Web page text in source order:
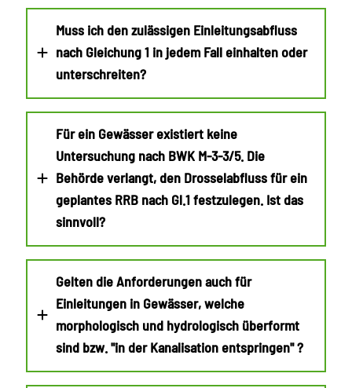
Muss ich den zulässigen Einleitungsabfluss
nach Gleichung 1 in jedem Fall einhalten oder
unterschreiten?
Für ein Gewässer existiert keine
Untersuchung nach BWK M-3-3/5. Die
Behörde verlangt, den Drosselabfluss für ein
geplantes RRB nach Gl.1 festzulegen. Ist das
sinnvoll?
Gelten die Anforderungen auch für
Einleitungen in Gewässer, welche
morphologisch und hydrologisch überformt
sind bzw. "in der Kanalisation entspringen" ?